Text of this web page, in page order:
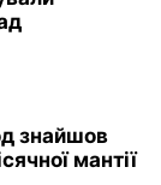
знайшов
мантії